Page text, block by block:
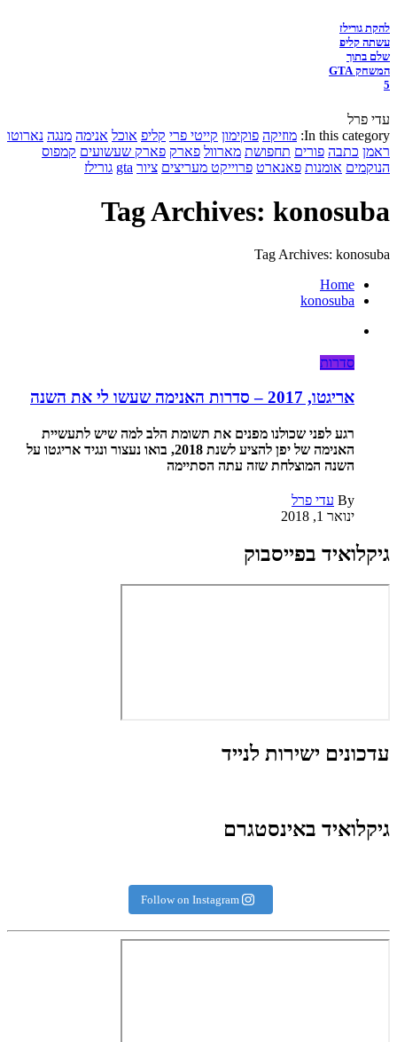
להקת גורילז
עשתה קליפ
שלם בתוך
המשחק GTA
5
עדי פרל
In this category: מוזיקה פוקימון קייטי פרי קליפ אוכל אנימה מנגה נארוטו
ראמן כתבה פורים תחפושת מארוול פארק פארק שעשועים קמפוס
הנוקמים אומנות פאנארט פרוייקט מעריצים ציור gta גורילז
Tag Archives: konosuba
Tag Archives: konosuba
Home
konosuba
סדרות
אריגטו, 2017 – סדרות האנימה שעשו לי את השנה
רגע לפני שכולנו מפנים את תשומת הלב למה שיש לתעשיית
האנימה של יפן להציע לשנת 2018, בואו נעצור ונגיד אריגטו על
השנה המוצלחת שזה עתה הסתיימה
By עדי פרל
ינואר 1, 2018
גיקלואיד בפייסבוק
עדכונים ישירות לנייד
גיקלואיד באינסטגרם
Follow on Instagram